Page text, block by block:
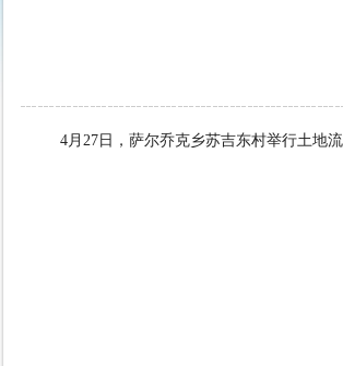
4 月 27 日，萨尔乔克乡苏吉东村举行土地